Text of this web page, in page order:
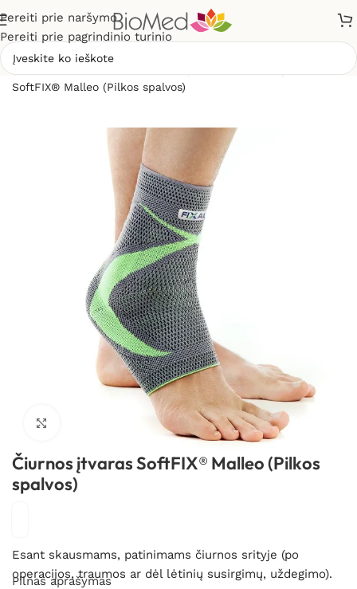
Pereiti prie naršymo
Pereiti prie pagrindinio turinio
SoftFIX® Malleo (Pilkos spalvos)
Spustelėkite, kad padidintumėte
Čiurnos įtvaras SoftFIX® Malleo (Pilkos
spalvos)
Esant skausmams, patinimams čiurnos srityje (po
operacijos, traumos ar dėl lėtinių susirgimų, uždegimo).
Pilnas aprašymas